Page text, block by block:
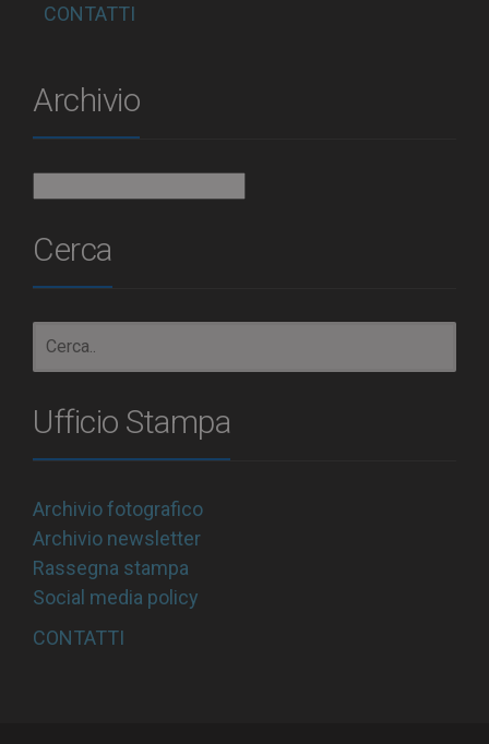
CONTATTI
Archivio
Cerca
Ufficio Stampa
Archivio fotografico
Archivio newsletter
Rassegna stampa
Social media policy
CONTATTI